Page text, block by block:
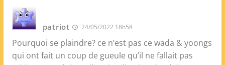
patriot 24/05/2022 18h58
Pourquoi se plaindre? ce n’est pas ce wada & yoongs
qui ont fait un coup de gueule qu’il ne fallait pas